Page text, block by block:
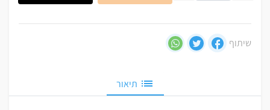
שיתוף
תיאור